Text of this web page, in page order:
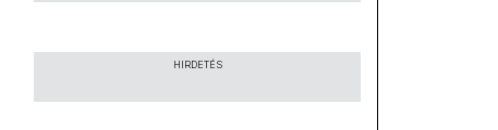
HIRDETÉS